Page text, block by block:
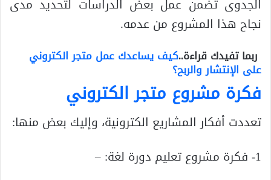
الجدوى تضمن عمل بعض الدراسات لتحديد مدى
نجاح هذا المشروع من عدمه.
ربما تفيدك قراءة..كيف يساعدك عمل متجر الكتروني
على الإنتشار والربح؟
فكرة مشروع متجر الكتروني
تعددت أفكار المشاريع الكترونية، وإليك بعض منها:
1- فكرة مشروع تعليم دورة لغة: –